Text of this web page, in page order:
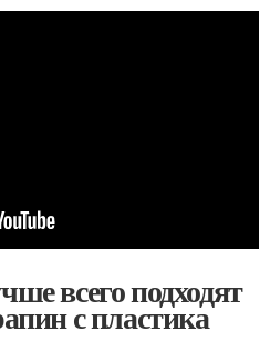
всего подходят
с пластика